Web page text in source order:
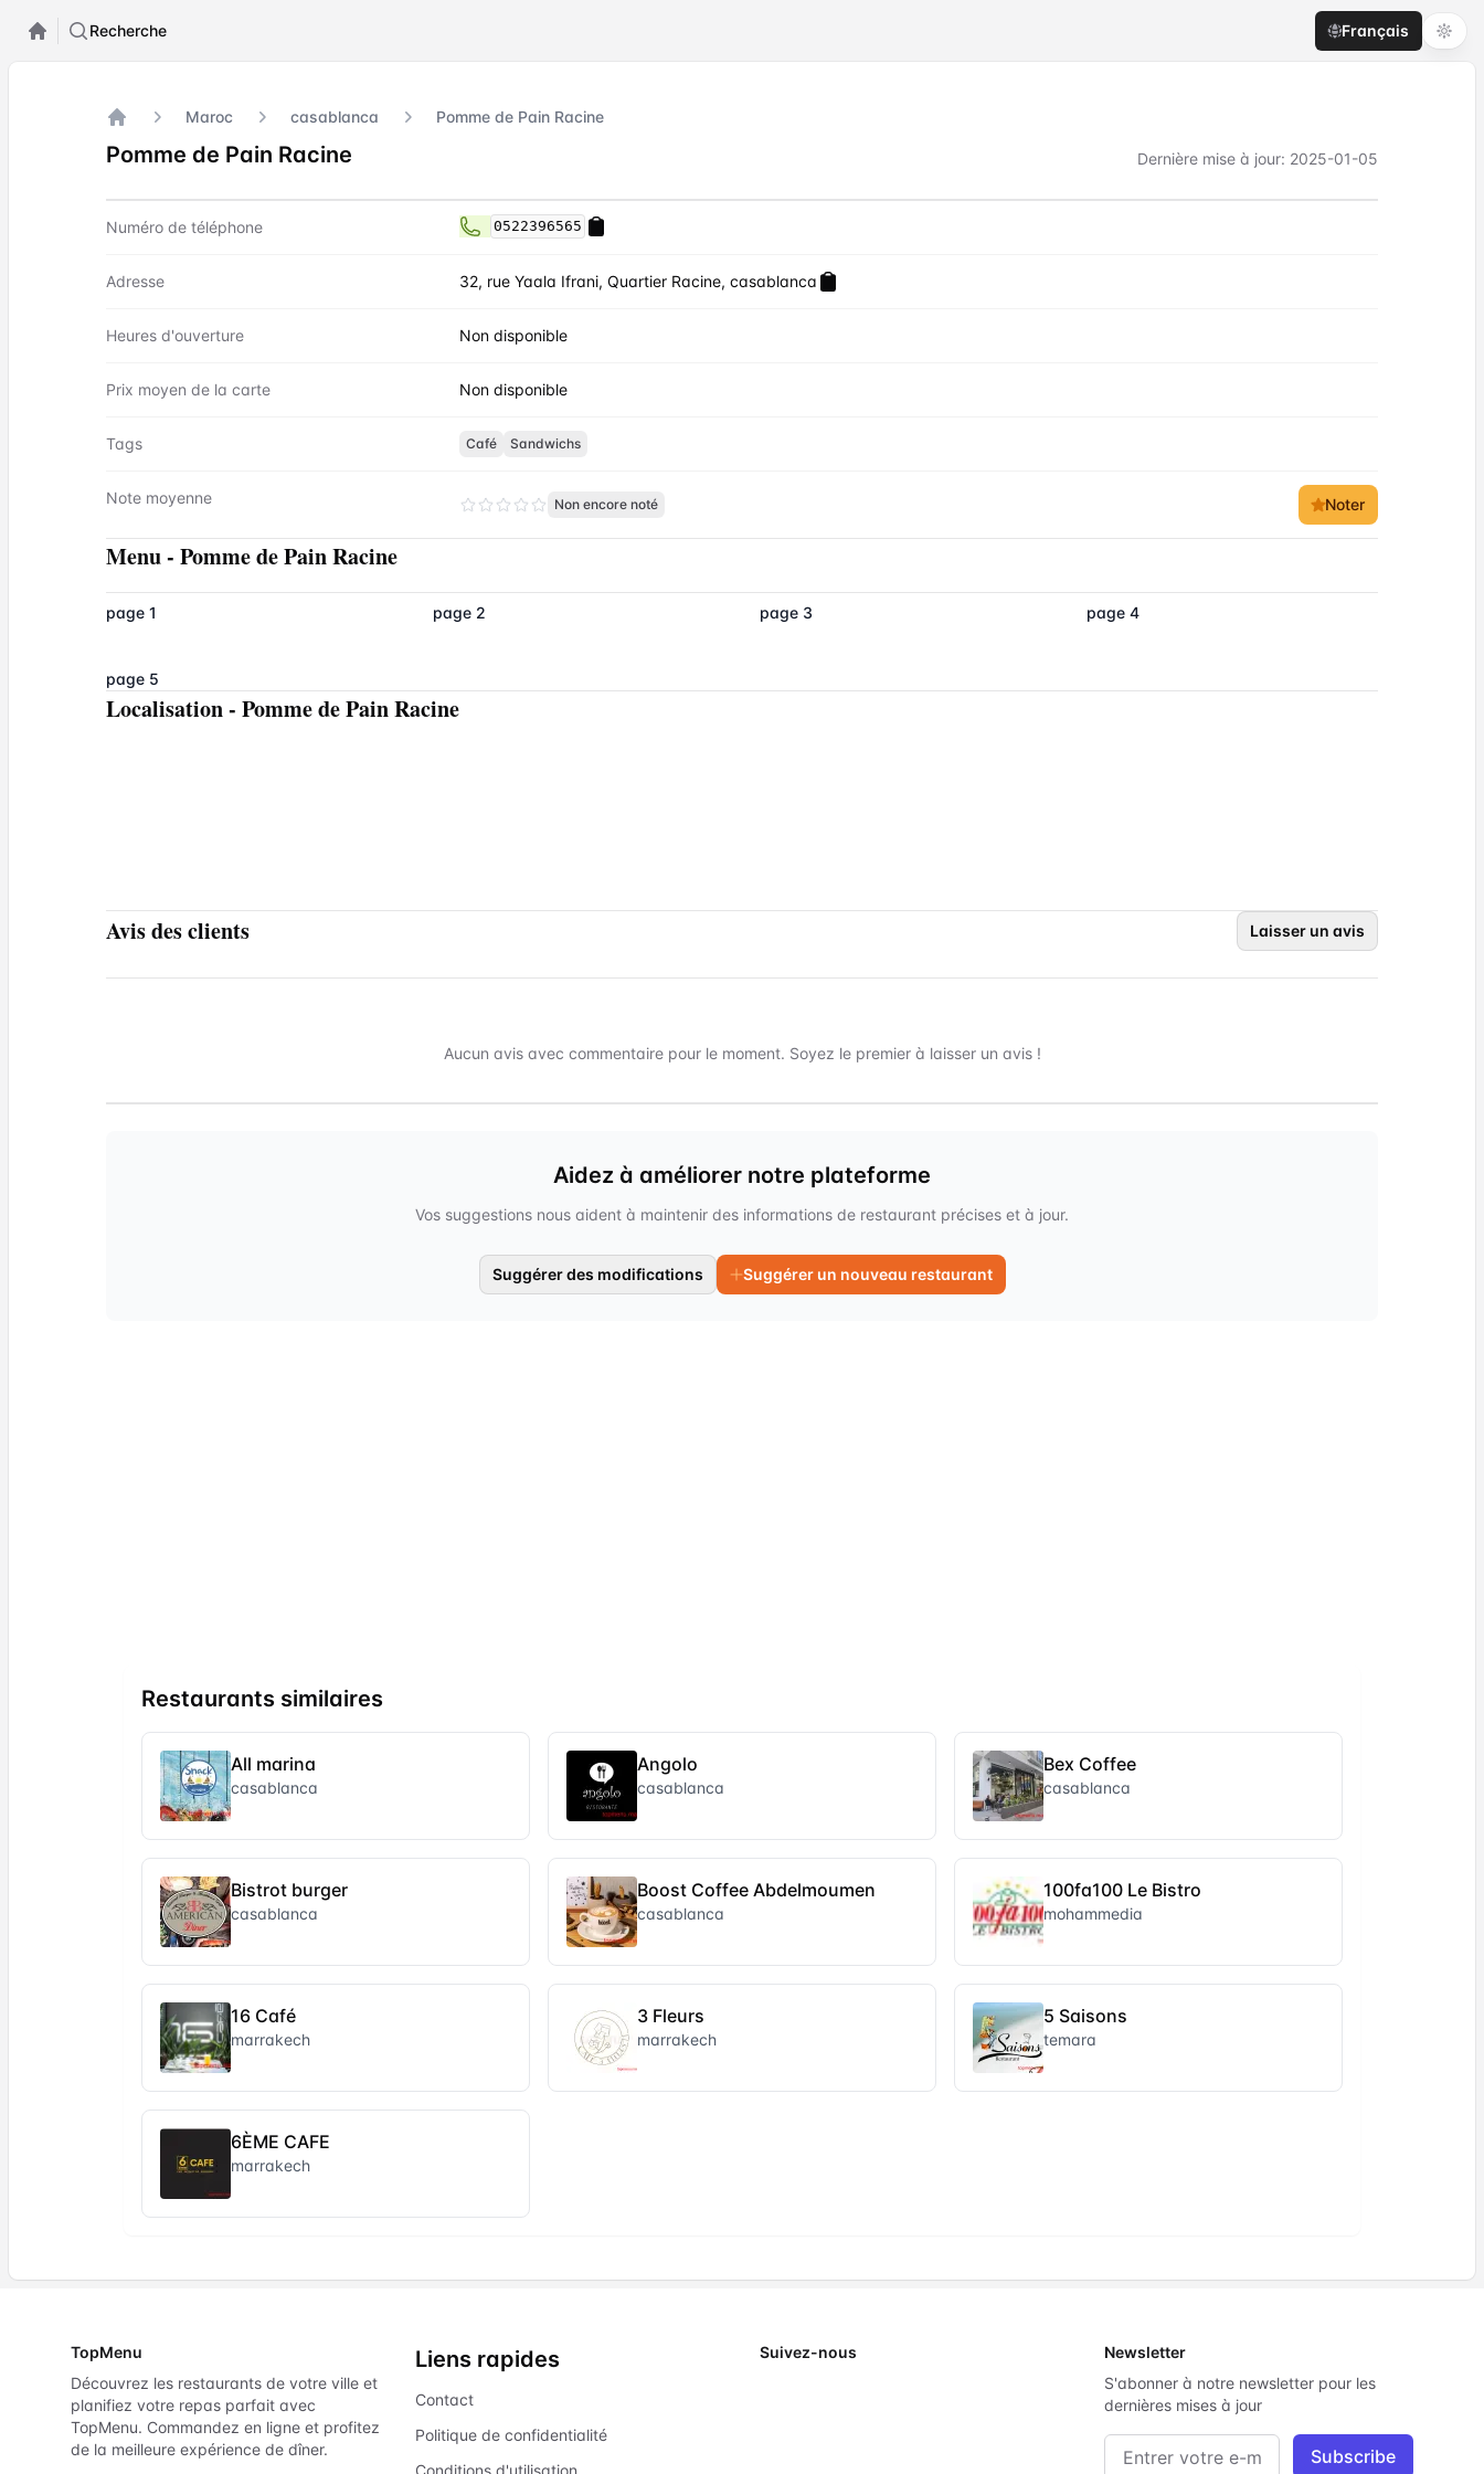
Recherche Français
Accueil
Maroc casablanca Pomme de Pain Racine
Pomme de Pain Racine Dernière mise à jour: 2025-01-05
Contact Pomme de Pain Racine
Numéro de téléphone 0522396565
Adresse 32, rue Yaala Ifrani, Quartier Racine, casablanca
Heures d'ouverture Non disponible
Prix moyen de la carte Non disponible
Tags Café Sandwichs
Note moyenne Non encore noté Noter
Menu- Pomme de Pain Racine
page 1 page 2 page 3 page 4
page 5
Localisation- Pomme de Pain Racine
Avis des clients Laisser un avis
Aucun avis avec commentaire pour le moment. Soyez le premier à laisser un avis !
Aidez à améliorer notre plateforme
Vos suggestions nous aident à maintenir des informations de restaurant précises et à jour.
Suggérer des modifications Suggérer un nouveau restaurant
Restaurants similaires
All marina
casablanca
Angolo
casablanca
Bex Coffee
casablanca
Bistrot burger
casablanca
Boost Coffee Abdelmoumen
casablanca
100fa100 Le Bistro
mohammedia
16 Café
marrakech
3 Fleurs
marrakech
5 Saisons
temara
6ÈME CAFE
marrakech
TopMenu
Découvrez les restaurants de votre ville et
planifiez votre repas parfait avec
TopMenu. Commandez en ligne et profitez
de la meilleure expérience de dîner.
Liens rapides
Contact
Politique de confidentialité
Conditions d'utilisation
Suivez-nous
Newsletter
S'abonner à notre newsletter pour les
dernières mises à jour
Adresse e-mail Subscribe